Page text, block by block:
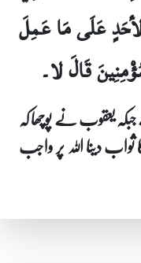
عَلَى مَا عَمِلَ
قَالَ لا۔
یعقوب نے پوچھا کہ
دینا اللہ پر واجب